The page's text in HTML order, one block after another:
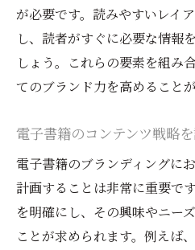
が必要です。読みやすいレイ
し、読者がすぐに必要な情報
しょう。これらの要素を組み
てのブランド力を高めることが
電子書籍のコンテンツ戦略
電子書籍のブランディングに
計画することは非常に重要で
を明確にし、その興味やニー
ことが求められます。例えば